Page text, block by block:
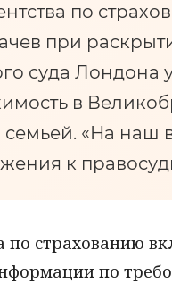
по
при
суда Лондона
в
«На наш
к
страхованию
по